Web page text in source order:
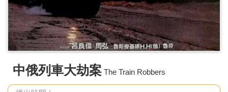
中俄列車大劫案 The Train Robbers